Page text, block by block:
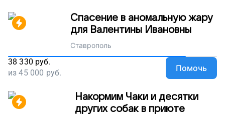
Спасение в аномальную жару
для Валентины Ивановны
Ставрополь
38 330 руб.
из45 000 руб. Помочь
Накормим Чаки и десятки
других собак в приюте